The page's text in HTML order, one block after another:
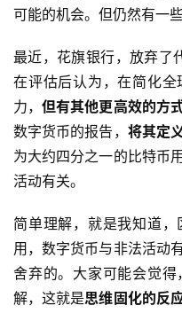
可能的机会。但仍然有一
最近，花旗银行，放弃了
在评估后认为，在简化
力，但有其他更高效的方式
数字货币的报告， 将其定
为大约四分之一的比特币
活动有关。
简单理解，就是我知道
用，数字货币与非法活动
舍弃的。大家可能会觉
解，这就是思维固化的反应